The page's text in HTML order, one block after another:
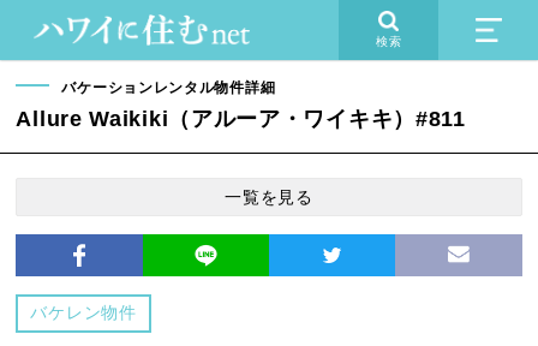
検索
バケーションレンタル物件詳細
Allure Waikiki（アルーア・ワイキキ）#811
一覧を見る
バケレン物件